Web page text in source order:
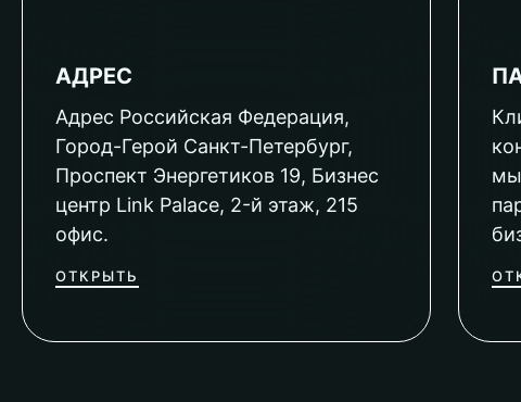
АДРЕС
Адрес Российская Федерация,
Город-Герой Санкт-Петербург,
Проспект Энергетиков 19, Бизнес
центр Link Palace, 2-й этаж, 215
офис.
ОТКРЫТЬ
мы